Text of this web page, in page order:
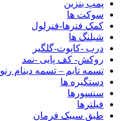
پمپ بنزین
سوکت ها
کمک فنرها-فنرلول
شیلنگ ها
درب -کاپوت-گلگیر
روکش- کف پایی -نمد
تسمه تایم – تسمه دینام رنو
دستگیره ها
سنسورها
فیلترها
طبق سیبک فرمان